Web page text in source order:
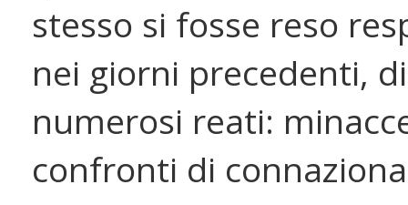
stesso si fosse reso
nei giorni precedenti,
numerosi reati:
confronti di